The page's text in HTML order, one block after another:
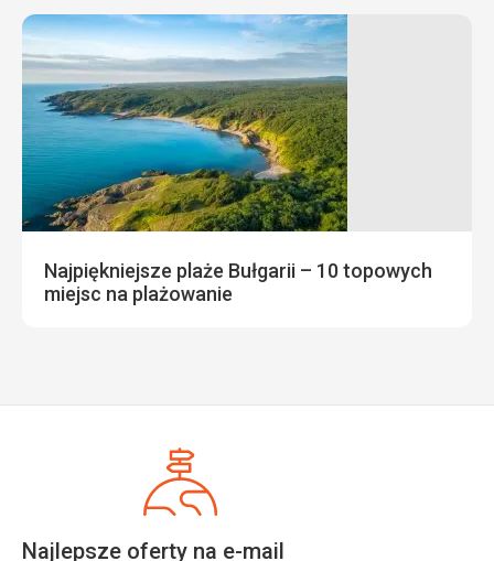
Najpiękniejsze plaże Bułgarii – 10 topowych
miejsc na plażowanie
Najlepsze oferty na e-mail